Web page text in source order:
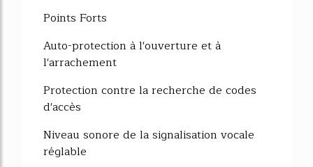
Points Forts
Auto-protection à l'ouverture et à
l'arrachement
Protection contre la recherche de codes
d'accès
Niveau sonore de la signalisation vocale
réglable